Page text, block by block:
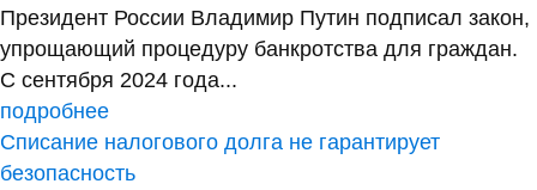
Президент России Владимир Путин подписал закон,
упрощающий процедуру банкротства для граждан.
С сентября 2024 года...
подробнее
Списание налогового долга не гарантирует
безопасность